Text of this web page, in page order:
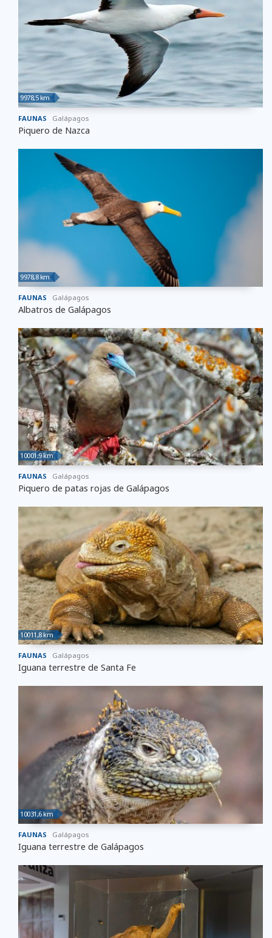
9978,5 km
FAUNAS Galápagos
Piquero de Nazca
9978,8 km
FAUNAS Galápagos
​​​​​​​Albatros de Galápagos
10001,9 km
FAUNAS Galápagos
Piquero de patas rojas de Galápagos
10011,8 km
FAUNAS Galápagos
Iguana terrestre de Santa Fe
10031,6 km
FAUNAS Galápagos
Iguana terrestre de Galápagos